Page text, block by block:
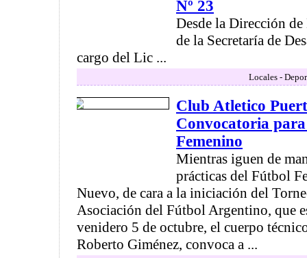
Nº 23
Desde la Dirección
de la Secretaría de
cargo del Lic ...
Locales -
Club Atletico
Convocatoria
Femenino
Mientras iguen de
prácticas del Fútbol
Nuevo, de cara a la iniciación del
Asociación del Fútbol Argentino, que
venidero 5 de octubre, el cuerpo
Roberto Giménez, convoca a ...